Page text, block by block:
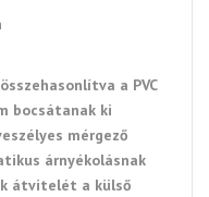
a PVC
bocsátanak ki
mérgező
árnyékolásnak
átvitelét a külső